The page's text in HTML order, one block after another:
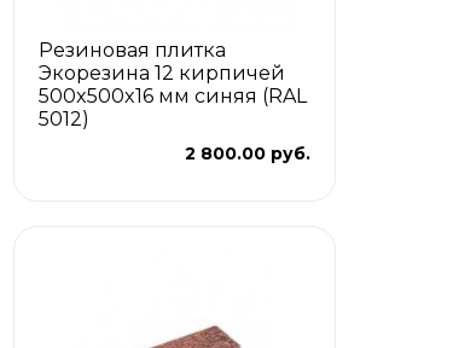
Резиновая плитка
Экорезина 12 кирпичей
500x500x16 мм синяя (RAL
5012)
2 800.00 руб.